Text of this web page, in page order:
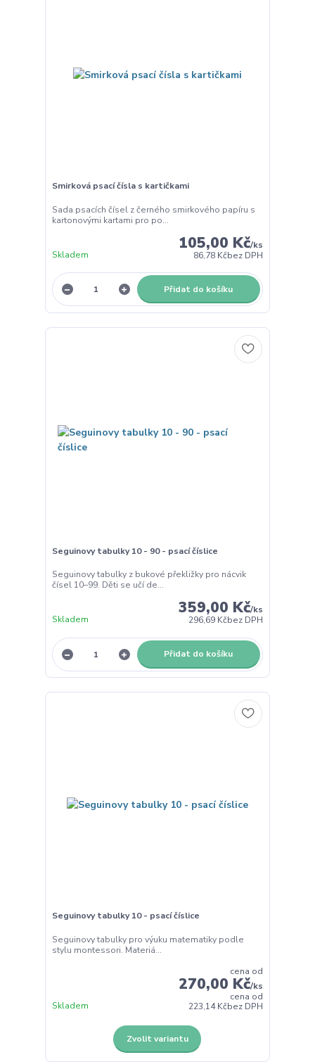
Smirková psací čísla s kartičkami
Sada psacích čísel z černého smirkového papíru s
kartonovými kartami pro po...
105,00 Kč/ks
86,78 Kčbez DPH
Skladem
Přidat do košíku
Seguinovy tabulky 10 - 90 - psací číslice
Seguinovy tabulky z bukové překližky pro nácvik
čísel 10–99. Děti se učí de...
359,00 Kč/ks
296,69 Kčbez DPH
Skladem
Přidat do košíku
Seguinovy tabulky 10 - psací číslice
Seguinovy tabulky pro výuku matematiky podle
stylu montessori. Materiá...
cena od
270,00 Kč/ks
cena od
223,14 Kčbez DPH
Skladem
Zvolit variantu